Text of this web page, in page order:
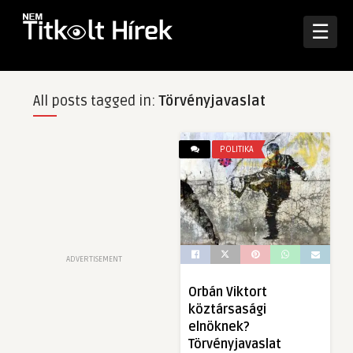
☰
All posts tagged in: Törvényjavaslat
ADVERTISEMENT
POLITIKA
Orbán Viktort
köztársasági
elnöknek?
Törvényjavaslat